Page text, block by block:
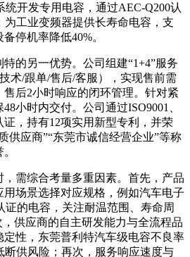
开发专用电容，通过AEC-Q200认
为工业变频器提供长寿命电容，支
停机率降低40%。
的另一优势。公司组建“1+4”服务
术/跟单/售后/客服），实现售前需
后2小时响应的闭环管理。针对紧
小时内交付。公司通过ISO9001、
，持有12项实用新型专利，并荣
供应商”“东莞市诚信经营企业”等称
需综合考量多重因素。首先，产品
场景选择对应规格，例如汽车电子
证的电容，关注耐温范围、寿命周
供应商的自主研发能力与全流程品
性，东莞普利特汽车级电容不良率
断供风险；再次，服务响应速度与